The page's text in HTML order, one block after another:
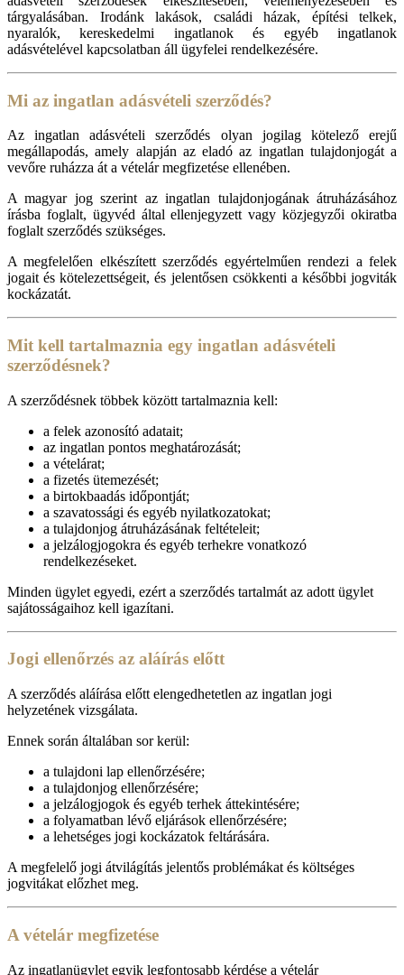
tárgyalásában. Irodánk lakások, családi házak, építési telkek,
nyaralók, kereskedelmi ingatlanok és egyéb ingatlanok
adásvételével kapcsolatban áll ügyfelei rendelkezésére.
Mi az ingatlan adásvételi szerződés?
Az ingatlan adásvételi szerződés olyan jogilag kötelező erejű
megállapodás, amely alapján az eladó az ingatlan tulajdonjogát a
vevőre ruházza át a vételár megfizetése ellenében.
A magyar jog szerint az ingatlan tulajdonjogának átruházásához
írásba foglalt, ügyvéd által ellenjegyzett vagy közjegyzői okiratba
foglalt szerződés szükséges.
A megfelelően elkészített szerződés egyértelműen rendezi a felek
jogait és kötelezettségeit, és jelentősen csökkenti a későbbi jogviták
kockázatát.
Mit kell tartalmaznia egy ingatlan adásvételi
szerződésnek?
A szerződésnek többek között tartalmaznia kell:
a felek azonosító adatait;
az ingatlan pontos meghatározását;
a vételárat;
a fizetés ütemezését;
a birtokbaadás időpontját;
a szavatossági és egyéb nyilatkozatokat;
a tulajdonjog átruházásának feltételeit;
a jelzálogjogokra és egyéb terhekre vonatkozó
rendelkezéseket.
Minden ügylet egyedi, ezért a szerződés tartalmát az adott ügylet
sajátosságaihoz kell igazítani.
Jogi ellenőrzés az aláírás előtt
A szerződés aláírása előtt elengedhetetlen az ingatlan jogi
helyzetének vizsgálata.
Ennek során általában sor kerül:
a tulajdoni lap ellenőrzésére;
a tulajdonjog ellenőrzésére;
a jelzálogjogok és egyéb terhek áttekintésére;
a folyamatban lévő eljárások ellenőrzésére;
a lehetséges jogi kockázatok feltárására.
A megfelelő jogi átvilágítás jelentős problémákat és költséges
jogvitákat előzhet meg.
A vételár megfizetése
Az ingatlanügylet egyik legfontosabb kérdése a vételár